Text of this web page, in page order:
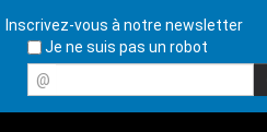
Inscrivez-vous à notre newsletter
Je ne suis pas un robot
@